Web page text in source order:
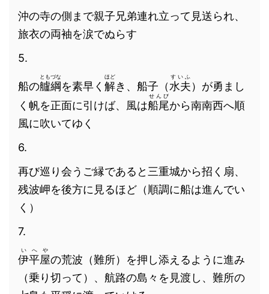
沖の寺の側まで親子兄弟連れ立って見送られ、
旅衣の両袖を涙でぬらす
5.
船の艫綱
ともづな
を素早く 解
ほど
き、船子（水夫
すいふ
）が勇まし
く帆を正面に引けば、風は船尾
せんび
から南南西へ順
風に吹いてゆく
6.
再び巡り会うご縁であると三重城から招く扇、
残波岬を後方に見るほど（順調に船は進んでい
く）
7.
伊平屋
いへや
の荒波（難所）を押し添えるように進み
（乗り切って）、航路の島々を見渡し、難所の